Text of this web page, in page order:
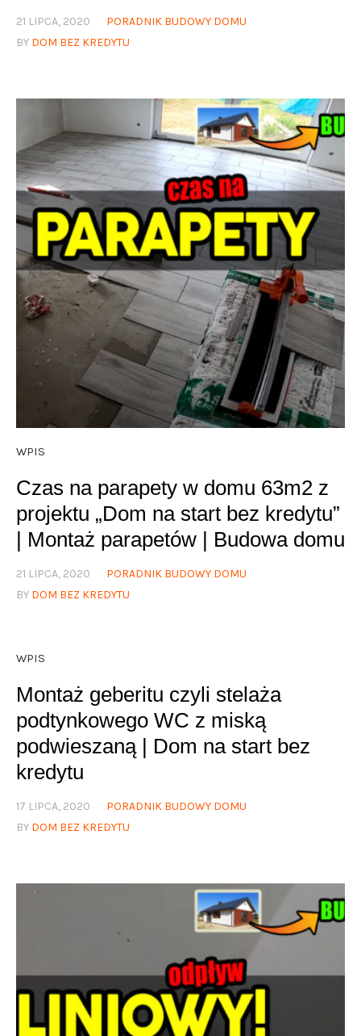
21 LIPCA, 2020
PORADNIK BUDOWY DOMU
BY DOM BEZ KREDYTU
WPIS
Czas na parapety w domu 63m2 z
projektu „Dom na start bez kredytu”
| Montaż parapetów | Budowa domu
21 LIPCA, 2020
PORADNIK BUDOWY DOMU
BY DOM BEZ KREDYTU
WPIS
Montaż geberitu czyli stelaża
podtynkowego WC z miską
podwieszaną | Dom na start bez
kredytu
17 LIPCA, 2020
PORADNIK BUDOWY DOMU
BY DOM BEZ KREDYTU